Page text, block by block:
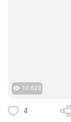
10.623
4